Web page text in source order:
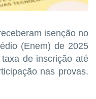
isenção no
(Enem) de 2025
de inscrição até
nas provas.